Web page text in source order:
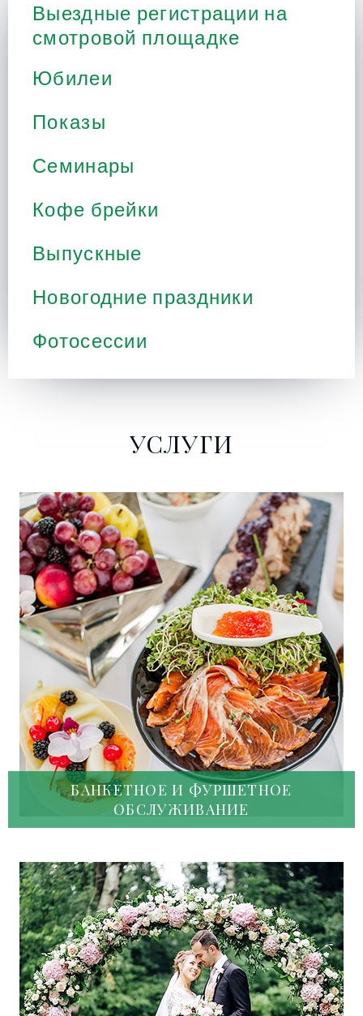
Выездные регистрации на
смотровой площадке
Юбилеи
Показы
Семинары
Кофе брейки
Выпускные
Новогодние праздники
Фотосессии
УСЛУГИ
БАНКЕТНОЕ И ФУРШЕТНОЕ
ОБСЛУЖИВАНИЕ